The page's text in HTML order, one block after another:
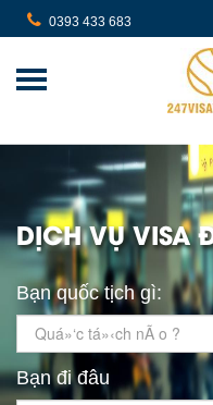
0393 433 683
DỊCH VỤ VISA
Bạn quốc tịch gì:
Quá»‘c tá»‹ch nÃ o ?
Bạn đi đâu